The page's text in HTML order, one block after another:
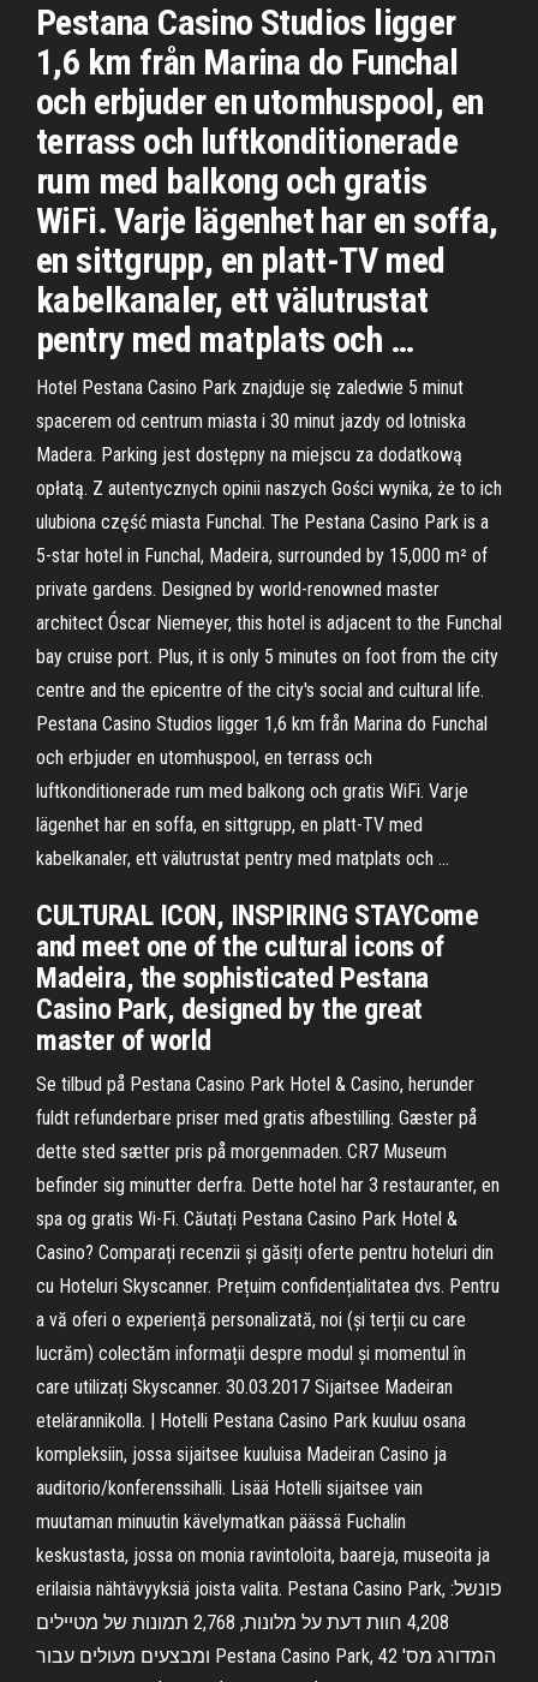
Pestana Casino Studios ligger
1,6 km från Marina do Funchal
och erbjuder en utomhuspool, en
terrass och luftkonditionerade
rum med balkong och gratis
WiFi. Varje lägenhet har en soffa,
en sittgrupp, en platt-TV med
kabelkanaler, ett välutrustat
pentry med matplats och …
Hotel Pestana Casino Park znajduje się zaledwie 5 minut
spacerem od centrum miasta i 30 minut jazdy od lotniska
Madera. Parking jest dostępny na miejscu za dodatkową
opłatą. Z autentycznych opinii naszych Gości wynika, że to ich
ulubiona część miasta Funchal. The Pestana Casino Park is a
5-star hotel in Funchal, Madeira, surrounded by 15,000 m² of
private gardens. Designed by world-renowned master
architect Óscar Niemeyer, this hotel is adjacent to the Funchal
bay cruise port. Plus, it is only 5 minutes on foot from the city
centre and the epicentre of the city's social and cultural life.
Pestana Casino Studios ligger 1,6 km från Marina do Funchal
och erbjuder en utomhuspool, en terrass och
luftkonditionerade rum med balkong och gratis WiFi. Varje
lägenhet har en soffa, en sittgrupp, en platt-TV med
kabelkanaler, ett välutrustat pentry med matplats och …
CULTURAL ICON, INSPIRING STAYCome
and meet one of the cultural icons of
Madeira, the sophisticated Pestana
Casino Park, designed by the great
master of world
Se tilbud på Pestana Casino Park Hotel & Casino, herunder
fuldt refunderbare priser med gratis afbestilling. Gæster på
dette sted sætter pris på morgenmaden. CR7 Museum
befinder sig minutter derfra. Dette hotel har 3 restauranter, en
spa og gratis Wi-Fi. Căutați Pestana Casino Park Hotel &
Casino? Comparați recenzii și găsiți oferte pentru hoteluri din
cu Hoteluri Skyscanner. Prețuim confidențialitatea dvs. Pentru
a vă oferi o experiență personalizată, noi (și terții cu care
lucrăm) colectăm informații despre modul și momentul în
care utilizați Skyscanner. 30.03.2017 Sijaitsee Madeiran
etelärannikolla. | Hotelli Pestana Casino Park kuuluu osana
kompleksiin, jossa sijaitsee kuuluisa Madeiran Casino ja
auditorio/konferenssihalli. Lisää Hotelli sijaitsee vain
muutaman minuutin kävelymatkan päässä Fuchalin
keskustasta, jossa on monia ravintoloita, baareja, museoita ja
erilaisia nähtävyyksiä joista valita. ‪Pestana Casino Park‬, פונשל:
4,208 חוות דעת על מלונות, 2,768 תמונות של מטיילים
ומבצעים מעולים עבור ‪Pestana Casino Park‬, המדורג מס' 42